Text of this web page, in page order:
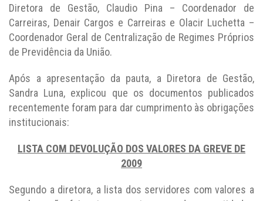
Diretora de Gestão, Claudio Pina – Coordenador de
Carreiras, Denair Cargos e Carreiras e Olacir Luchetta –
Coordenador Geral de Centralização de Regimes Próprios
de Previdência da União.
Após a apresentação da pauta, a Diretora de Gestão,
Sandra Luna, explicou que os documentos publicados
recentemente foram para dar cumprimento às obrigações
institucionais:
LISTA COM DEVOLUÇÃO DOS VALORES DA GREVE DE
2009
Segundo a diretora, a lista dos servidores com valores a